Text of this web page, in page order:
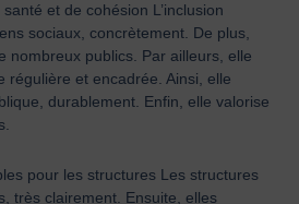
et de cohésion L’inclusion
sociaux, concrètement. De plus,
nombreux publics. Par ailleurs, elle
régulière et encadrée. Ainsi, elle
durablement. Enfin, elle valorise
pour les structures Les structures
très clairement. Ensuite, elles